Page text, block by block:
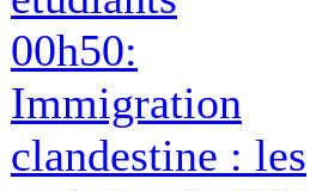
00h50:
Immigration
clandestine : les